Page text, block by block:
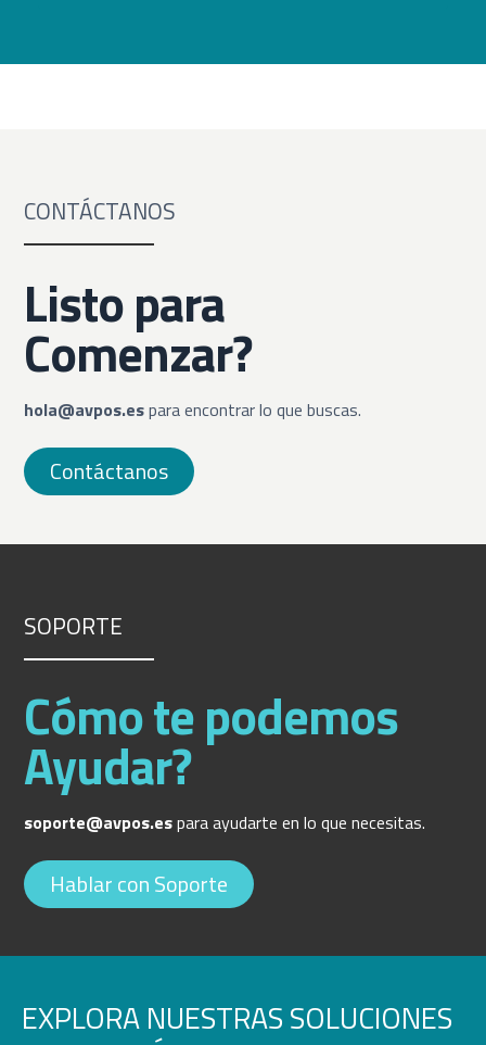
CONTÁCTANOS
Listo para
Comenzar?
hola@avpos.espara encontrar lo que buscas.
Contáctanos
SOPORTE
Cómo te podemos
Ayudar?
soporte@avpos.espara ayudarte en lo que necesitas.
Hablar con Soporte
EXPLORA NUESTRAS SOLUCIONES